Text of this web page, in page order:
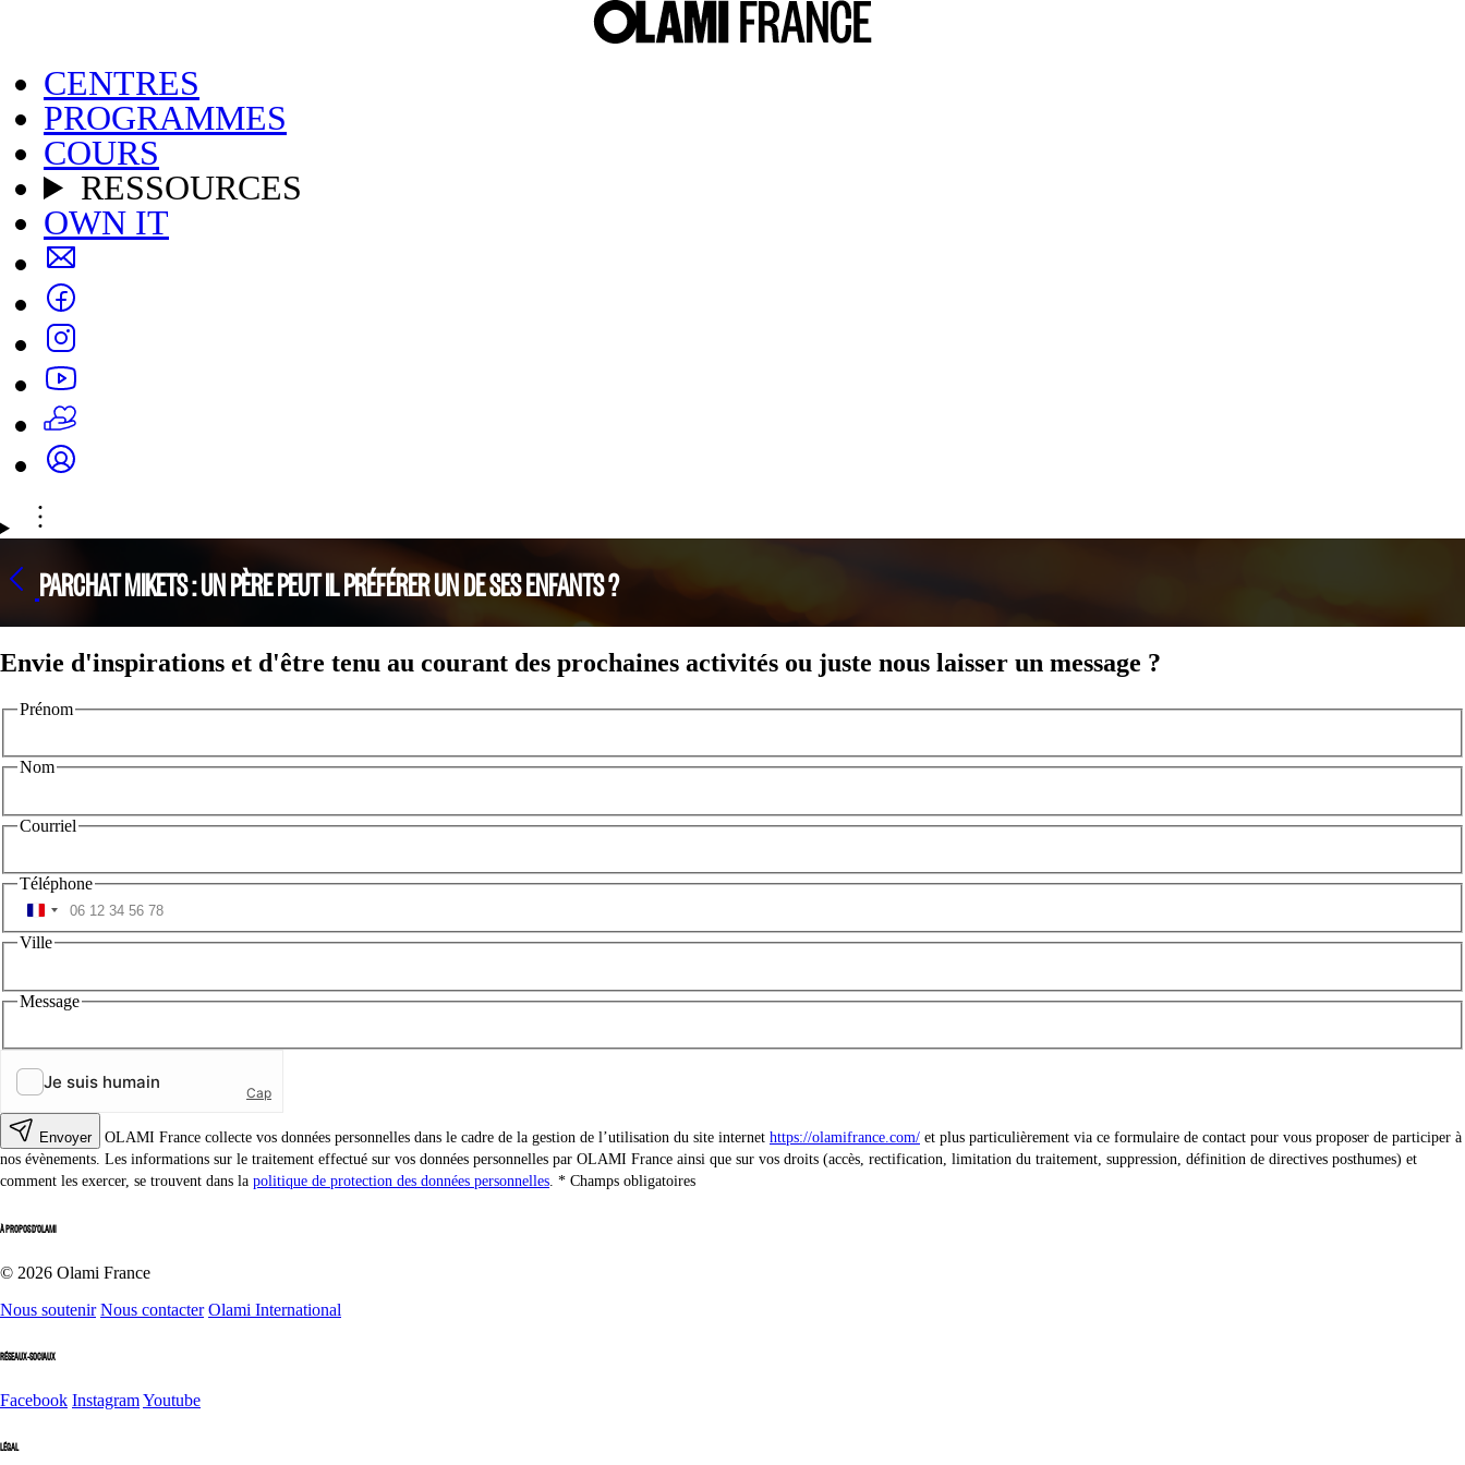
CENTRES
PROGRAMMES
COURS
RESSOURCES
OWN IT
PARCHAT MIKETS : UN PÈRE PEUT IL PRÉFÉRER UN DE SES ENFANTS ?
Envie d'inspirations et d'être tenu au courant des prochaines activités ou juste nous laisser un message ?
Prénom
Nom
Courriel
Téléphone
Ville
Message
Envoyer OLAMI France collecte vos données personnelles dans le cadre de la gestion de l’utilisation du site internet https://olamifrance.com/ et plus particulièrement via ce formulaire de contact pour vous proposer de participer à
nos évènements. Les informations sur le traitement effectué sur vos données personnelles par OLAMI France ainsi que sur vos droits (accès, rectification, limitation du traitement, suppression, définition de directives posthumes) et
comment les exercer, se trouvent dans la politique de protection des données personnelles. Champs obligatoires
À PROPOS D'OLAMI
© 2026 Olami France
Nous soutenir Nous contacter Olami International
RÉSEAUX-SOCIAUX
Facebook InstagramYoutube
LÉGAL